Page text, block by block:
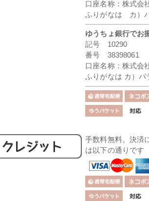
口座名称：株式会
ふりがなは カ）
ゆうちょ銀行でお
記号 10290
番号 38398061
口座名称：株式会
ふりがなは カ）パ
手数料無料。決済
は以下の通りです